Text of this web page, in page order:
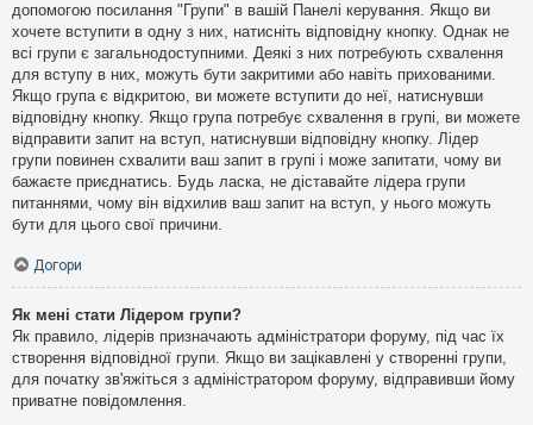
допомогою посилання "Групи" в вашій Панелі керування. Якщо ви
хочете вступити в одну з них, натисніть відповідну кнопку. Однак не
всі групи є загальнодоступними. Деякі з них потребують схвалення
для вступу в них, можуть бути закритими або навіть прихованими.
Якщо група є відкритою, ви можете вступити до неї, натиснувши
відповідну кнопку. Якщо група потребує схвалення в групі, ви можете
відправити запит на вступ, натиснувши відповідну кнопку. Лідер
групи повинен схвалити ваш запит в групі і може запитати, чому ви
бажаєте приєднатись. Будь ласка, не діставайте лідера групи
питаннями, чому він відхилив ваш запит на вступ, у нього можуть
бути для цього свої причини.
Догори
Як мені стати Лідером групи?
Як правило, лідерів призначають адміністратори форуму, під час їх
створення відповідної групи. Якщо ви зацікавлені у створенні групи,
для початку зв'яжіться з адміністратором форуму, відправивши йому
приватне повідомлення.